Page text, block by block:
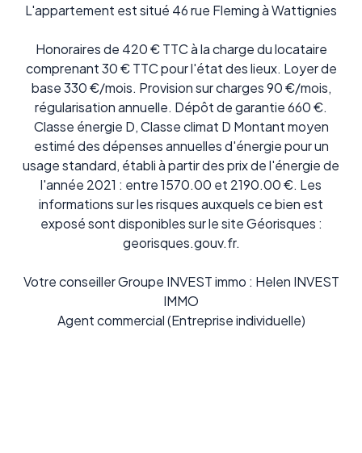
L'appartement est situé 46 rue Fleming à Wattignies
Honoraires de 420 € TTC à la charge du locataire
comprenant 30 € TTC pour l'état des lieux. Loyer de
base 330 €/mois. Provision sur charges 90 €/mois,
régularisation annuelle. Dépôt de garantie 660 €.
Classe énergie D, Classe climat D Montant moyen
estimé des dépenses annuelles d'énergie pour un
usage standard, établi à partir des prix de l'énergie de
l'année 2021 : entre 1570.00 et 2190.00 €. Les
informations sur les risques auxquels ce bien est
exposé sont disponibles sur le site Géorisques :
georisques.gouv.fr.
Votre conseiller Groupe INVEST immo : Helen INVEST
IMMO
Agent commercial (Entreprise individuelle)